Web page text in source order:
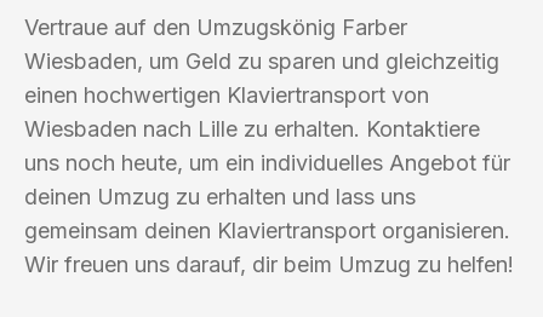
Vertraue auf den Umzugskönig Farber
Wiesbaden, um Geld zu sparen und gleichzeitig
einen hochwertigen Klaviertransport von
Wiesbaden nach Lille zu erhalten. Kontaktiere
uns noch heute, um ein individuelles Angebot für
deinen Umzug zu erhalten und lass uns
gemeinsam deinen Klaviertransport organisieren.
Wir freuen uns darauf, dir beim Umzug zu helfen!